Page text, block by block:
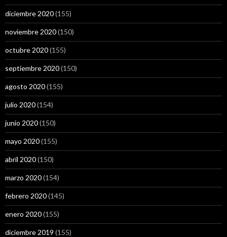
diciembre 2020(155)
noviembre 2020(150)
octubre 2020(155)
septiembre 2020(150)
agosto 2020(155)
julio 2020(154)
junio 2020(150)
mayo 2020(155)
abril 2020(150)
marzo 2020(154)
febrero 2020(145)
enero 2020(155)
diciembre 2019 (155)